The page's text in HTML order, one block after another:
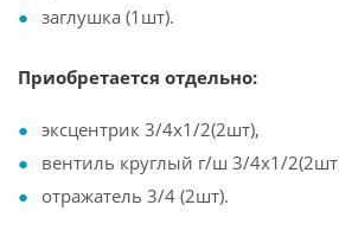
заглушка (1шт).
Приобретается отдельно:
эксцентрик 3/4х1/2(2шт),
вентиль круглый г/ш 3/4х1/
отражатель 3/4 (2шт).